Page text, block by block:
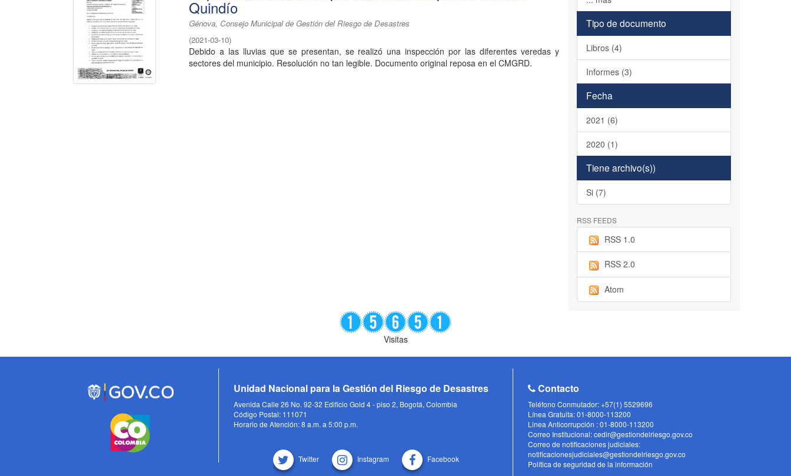
Quindío
Génova, Consejo Municipal de Gestión del Riesgo de Desastres
(2021-03-10)
Debido a las lluvias que se presentan, se realizó una inspección por las diferentes veredas y
sectores del municipio. Resolución no tan legible. Documento original reposa en el CMGRD.
Tipo de documento
Libros (4)
Informes (3)
Fecha
2021 (6)
2020 (1)
Tiene archivo(s))
Si (7)
RSS FEEDS
RSS 1.0
RSS 2.0
Atom
Visitas
Unidad Nacional para la Gestión del Riesgo de Desastres
Avenida Calle 26 No. 92-32 Edificio Gold 4 - piso 2, Bogotá, Colombia
Código Postal: 111071
Horario de Atención: 8 a.m. a 5:00 p.m.
Twitter Instagram Facebook
Contacto
Teléfono Conmutador: +57(1) 5529696
Línea Gratuita: 01-8000-113200
Linea Anticorrupción : 01-8000-113200
Correo Institucional: cedir@gestiondelriesgo.gov.co
Correo de notificaciones judiciales:
notificacionesjudiciales@gestiondelriesgo.gov.co
Política de seguridad de la información